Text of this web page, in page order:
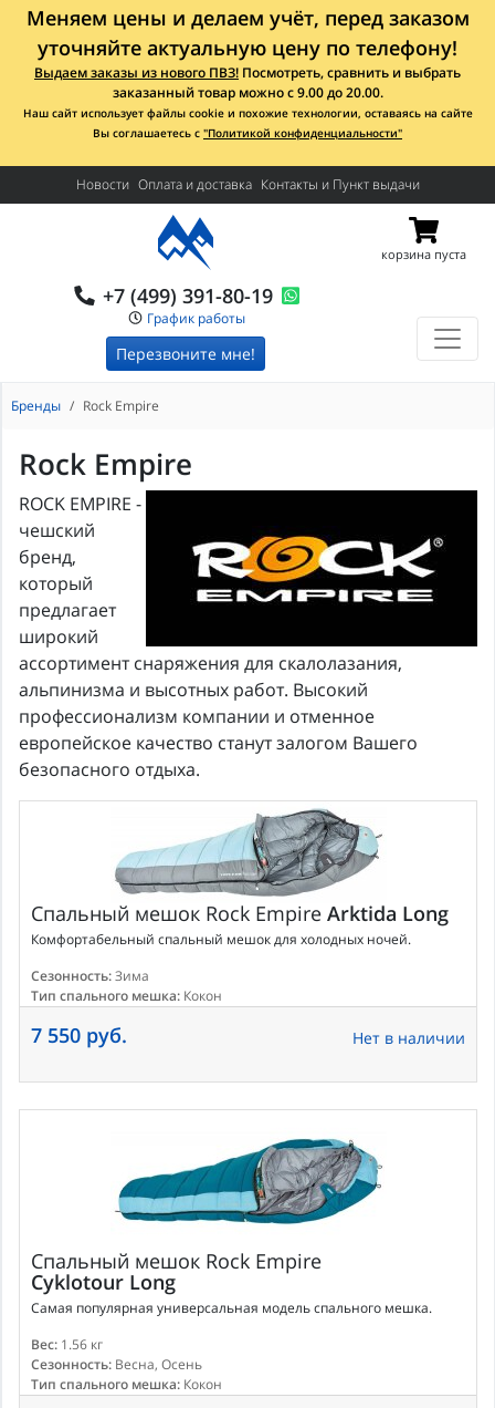
Меняем цены и делаем учёт, перед заказом
уточняйте актуальную цену по телефону!
Выдаем заказы из нового ПВЗ! Посмотреть, сравнить и выбрать
заказанный товар можно с 9.00 до 20.00.
Наш сайт использует файлы cookie и похожие технологии, оставаясь на сайте
Вы соглашаетесь с "Политикой конфиденциальности"
Новости Оплата и доставка Контакты и Пункт выдачи
+7 (499) 391-80-19
График работы
Перезвоните мне!
корзина пуста
Бренды Rock Empire
Rock Empire
ROCK EMPIRE -
чешский
бренд,
который
предлагает
широкий
ассортимент снаряжения для скалолазания,
альпинизма и высотных работ. Высокий
профессионализм компании и отменное
европейское качество станут залогом Вашего
безопасного отдыха.
Спальный мешок Rock Empire Arktida Long
Комфортабельный спальный мешок для холодных ночей.
Сезонность:Зима
Тип спального мешка: Кокон
7 550 руб. Нет в наличии
Спальный мешок Rock Empire
Cyklotour Long
Самая популярная универсальная модель спального мешка.
Вес: 1.56 кг
Сезонность: Весна, Осень
Тип спального мешка: Кокон